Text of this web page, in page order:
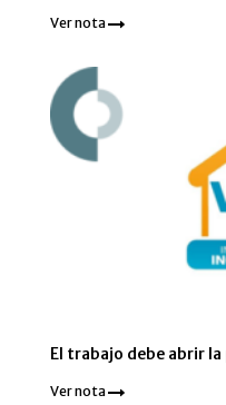
Ver nota
El trabajo debe abrir
Ver nota